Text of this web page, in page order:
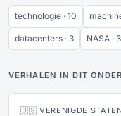
technologie · 10
datacenters · 3 NASA · 3
VERHALEN IN DIT
🇺🇸 VERENIGDE